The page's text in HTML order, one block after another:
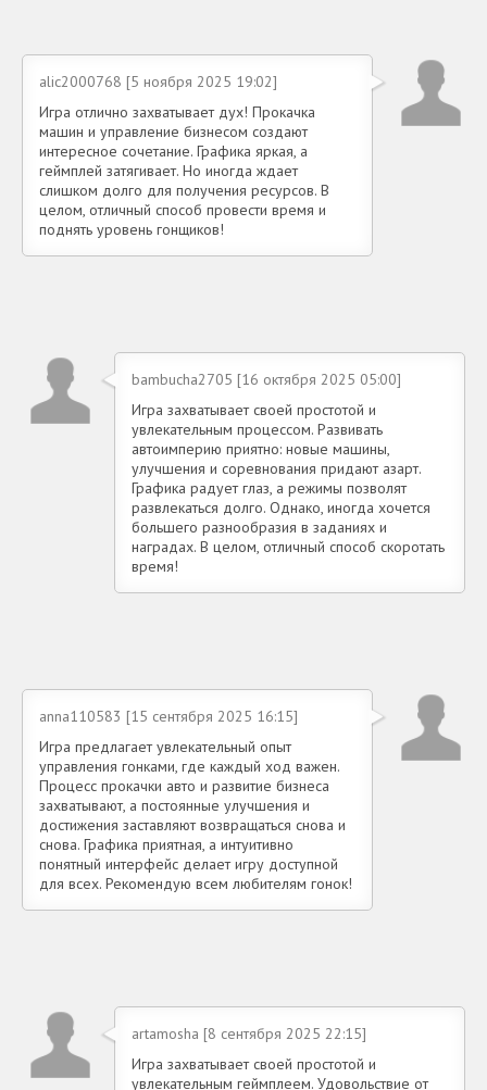
alic2000768 [5 ноября 2025 19:02]
Игра отлично захватывает дух! Прокачка
машин и управление бизнесом создают
интересное сочетание. Графика яркая, а
геймплей затягивает. Но иногда ждает
слишком долго для получения ресурсов. В
целом, отличный способ провести время и
поднять уровень гонщиков!
bambucha2705 [16 октября 2025 05:00]
Игра захватывает своей простотой и
увлекательным процессом. Развивать
автоимперию приятно: новые машины,
улучшения и соревнования придают азарт.
Графика радует глаз, а режимы позволят
развлекаться долго. Однако, иногда хочется
большего разнообразия в заданиях и
наградах. В целом, отличный способ скоротать
время!
anna110583 [15 сентября 2025 16:15]
Игра предлагает увлекательный опыт
управления гонками, где каждый ход важен.
Процесс прокачки авто и развитие бизнеса
захватывают, а постоянные улучшения и
достижения заставляют возвращаться снова и
снова. Графика приятная, а интуитивно
понятный интерфейс делает игру доступной
для всех. Рекомендую всем любителям гонок!
artamosha [8 сентября 2025 22:15]
Игра захватывает своей простотой и
увлекательным геймплеем. Удовольствие от